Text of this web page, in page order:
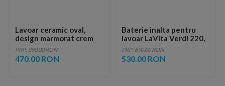
Lavoar ceramic oval,
design marmorat crem
lucios cu vene aurii,
ventil inclus
PRP: 890.00 RON
470.00 RON
Baterie inalta pentru
lavoar LaVita Verdi 220,
fara ventil, brushed
copper
PRP: 890.00 RON
530.00 RON